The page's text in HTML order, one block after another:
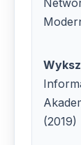
(2019)